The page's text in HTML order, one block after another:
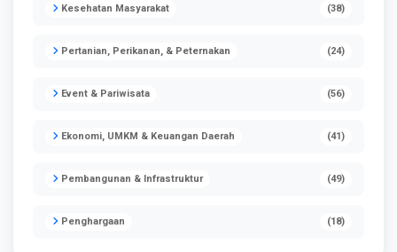
Kesehatan Masyarakat (38)
Pertanian, Perikanan, & Peternakan (24)
Event & Pariwisata (56)
Ekonomi, UMKM & Keuangan Daerah (41)
Pembangunan & Infrastruktur (49)
Penghargaan (18)